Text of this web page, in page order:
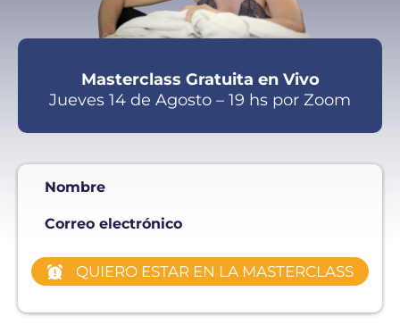
Masterclass Gratuita en Vivo
Jueves 14 de Agosto – 19 hs por Zoom
Nombre
Correo electrónico
QUIERO ESTAR EN LA MASTERCLASS